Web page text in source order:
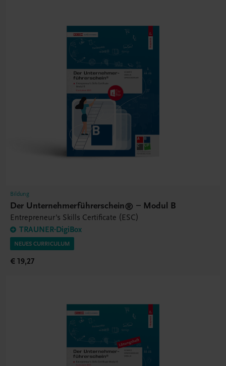
Bildung
Der Unternehmerführerschein® – Modul B
Entrepreneur's Skills Certificate (ESC)
TRAUNER-DigiBox
NEUES CURRICULUM
€ 19,27